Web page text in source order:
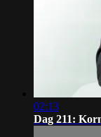
02:13
Dag 211: